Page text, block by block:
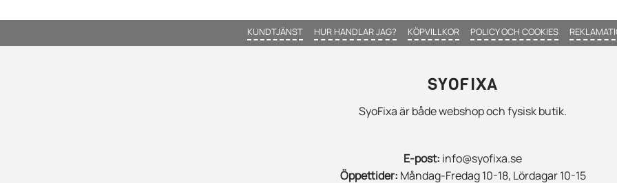
KUNDTJÄNST HUR HANDLAR JAG? KÖPVILLKOR POLICY OCH COOKIES
SYOFIXA
SyoFixa är både webshop och fysisk butik.
E-post: info@syofixa.se
Öppettider: Måndag-Fredag 10-18, Lördagar 10-15